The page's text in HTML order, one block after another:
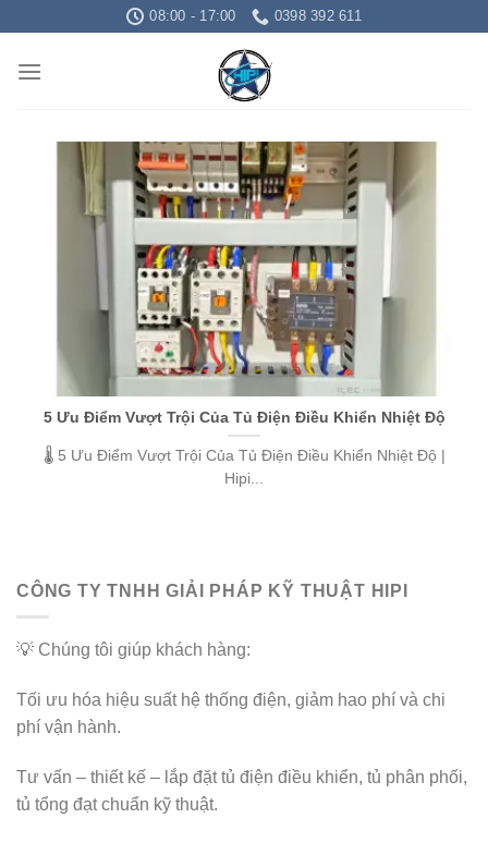
content
08:00 - 17:00 0398 392 611
5 Ưu Điểm Vượt Trội Của Tủ Điện Điều Khiển Nhiệt Độ
🌡️ 5 Ưu Điểm Vượt Trội Của Tủ Điện Điều Khiển Nhiệt Độ |
Hipi...
CÔNG TY TNHH GIẢI PHÁP KỸ THUẬT HIPI
💡 Chúng tôi giúp khách hàng:
Tối ưu hóa hiệu suất hệ thống điện, giảm hao phí và chi
phí vận hành.
Tư vấn – thiết kế – lắp đặt tủ điện điều khiển, tủ phân phối,
tủ tổng đạt chuẩn kỹ thuật.